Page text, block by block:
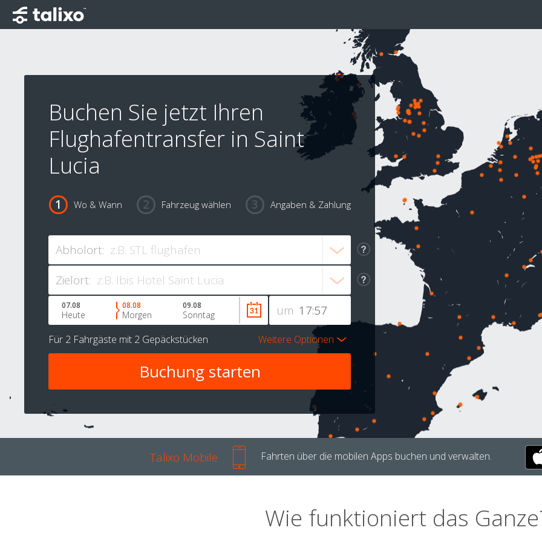
Buchen Sie jetzt Ihren
Flughafentransfer in Saint
Lucia
Wo & Wann Fahrzeug wählen Angaben & Zahlung
Abholort:
Zielort:
um
07.08
Heute
08.08
Morgen
09.08
Sonntag
Für 2 Fahrgäste mit 2 Gepäckstücken Weitere Optionen
Talixo Mobile Fahrten über die mobilen Apps buchen und verwalten.
Wie funktioniert das